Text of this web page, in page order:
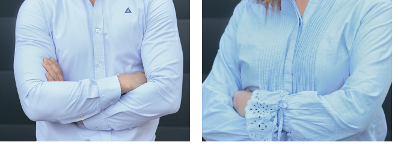
excelencia en los resultados.
Apasionado de la Construcción
Industrializada, compagina el
trabajo con el Crossfit, deporte con
el que se identifica por su afán de
superación y crecimiento personal.
master plan para urbanizaciones y
centros de distribución logística.
Casada y con dos hijos, sus
pasatiempos son leer, hacer deporte
y aprender constantemente.